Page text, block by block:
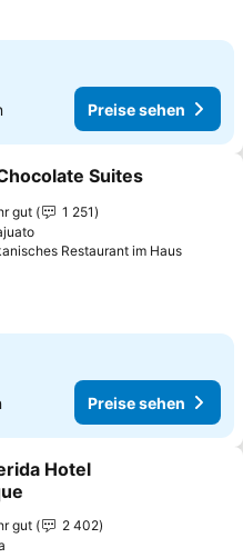
Preise sehen
Favoriten hinzufügen
Suites
gut
1 251
Restaurant im Haus
Preise sehen
Favoriten hinzufügen
Hotel
gut
2 402